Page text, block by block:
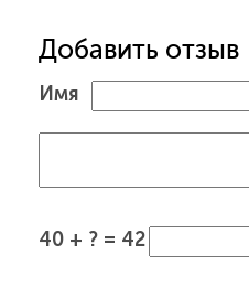
Добавить отзыв
Имя
40 + ? = 42